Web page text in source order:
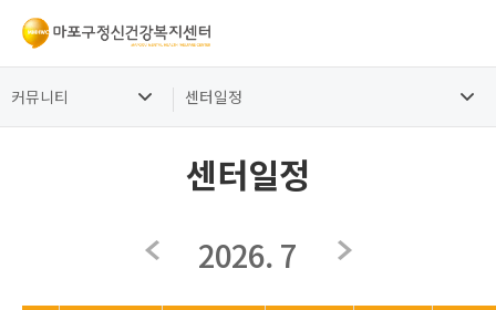
커뮤니티 센터일정
센터일정
2026. 7